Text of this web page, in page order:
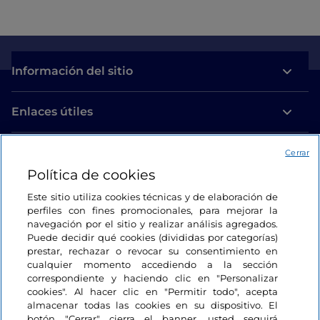
Información del sitio
Enlaces útiles
Estamos en contacto
Política de cookies
Este sitio utiliza cookies técnicas y de elaboración de
perfiles con fines promocionales, para mejorar la
navegación por el sitio y realizar análisis agregados.
Puede decidir qué cookies (divididas por categorías)
prestar, rechazar o revocar su consentimiento en
cualquier momento accediendo a la sección
correspondiente y haciendo clic en "Personalizar
cookies". Al hacer clic en "Permitir todo", acepta
almacenar todas las cookies en su dispositivo. El
Cerrar